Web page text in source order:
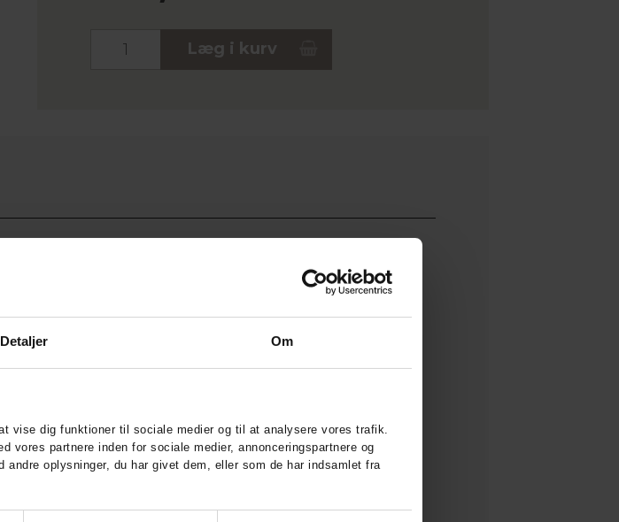
Detaljer Om
vise dig funktioner til sociale medier og til at analysere vores trafik.
vores partnere inden for sociale medier, annonceringspartnere og
oplysninger, du har givet dem, eller som de har indsamlet fra
Læg i kurv